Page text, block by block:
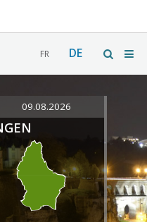
FR DE
09.08.2026